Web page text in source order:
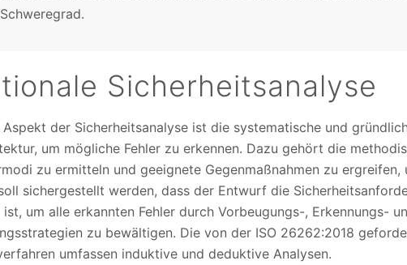
Sicherheitsanalyse
der Sicherheitsanalyse ist die systematische und
um mögliche Fehler zu erkennen. Dazu gehört die
zu ermitteln und geeignete Gegenmaßnahmen zu
sichergestellt werden, dass der Entwurf die
um alle erkannten Fehler durch Vorbeugungs-, Erkennungs-
zu bewältigen. Die von der ISO 26262:2018
umfassen induktive und deduktive Analysen.